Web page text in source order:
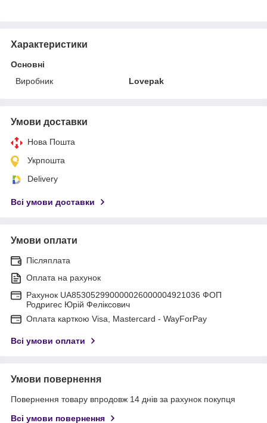
Характеристики
Основні
Виробник
Lovepak
Умови доставки
Нова Пошта
Укрпошта
Delivery
Всі умови доставки
Умови оплати
Післяплата
Оплата на рахунок
Рахунок UA853052990000026000004921036 ФОП
Родригес Юрій Феліксович
Оплата карткою Visa, Mastercard - WayForPay
Всі умови оплати
Умови повернення
Повернення товару впродовж 14 днів за рахунок покупця
Всі умови повернення